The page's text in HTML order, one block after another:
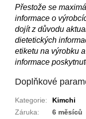
Přestože se
informace o
dojít z důvodu
dietetických
etiketu na výrobku
informace
Doplňkové
Kategorie:
Kimchi
Záruka:
6 měsíců